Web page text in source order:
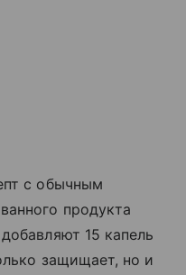
с обычным
продукта
15 капель
защищает, но и